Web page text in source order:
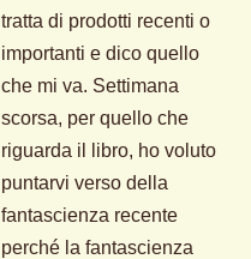
tratta di prodotti recenti o
importanti e dico quello
che mi va. Settimana
scorsa, per quello che
riguarda il libro, ho voluto
puntarvi verso della
fantascienza recente
perché la fantascienza